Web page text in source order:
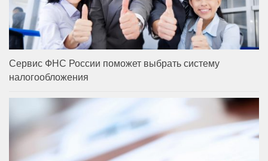
Сервис ФНС России поможет выбрать систему
налогообложения